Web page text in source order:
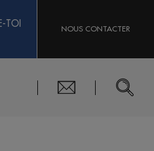
TOI
NOUS CONTACTER